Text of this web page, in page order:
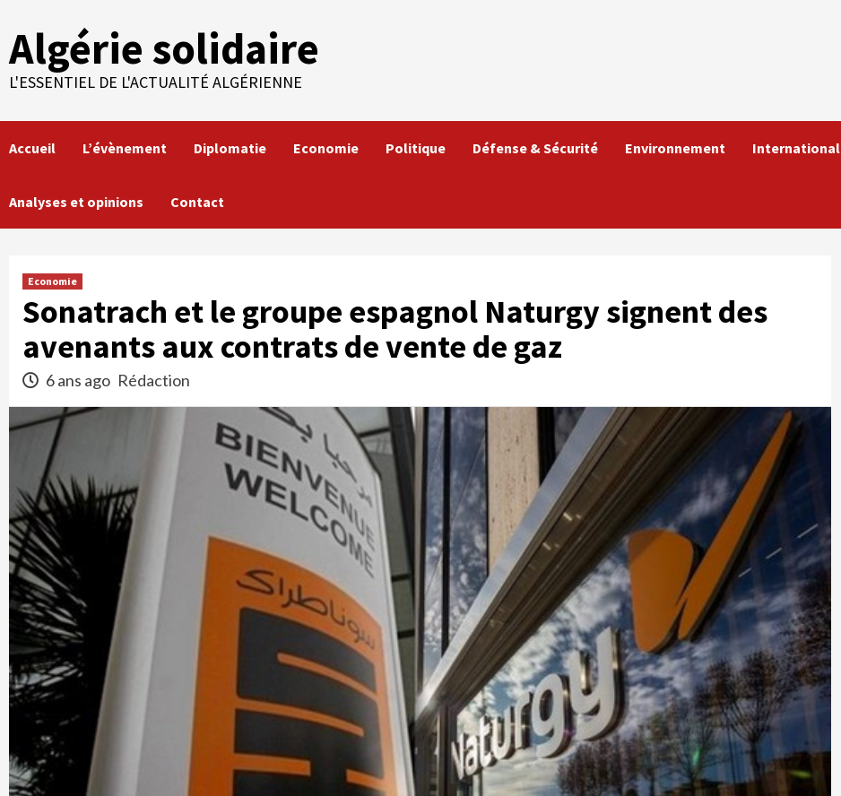
content
Algérie solidaire
L'ESSENTIEL DE L'ACTUALITÉ ALGÉRIENNE
Accueil L’évènement Diplomatie Economie Politique Défense & Sécurité Environnement International
Analyses et opinions Contact
Economie
Sonatrach et le groupe espagnol Naturgy signent des
avenants aux contrats de vente de gaz
6 ans ago Rédaction